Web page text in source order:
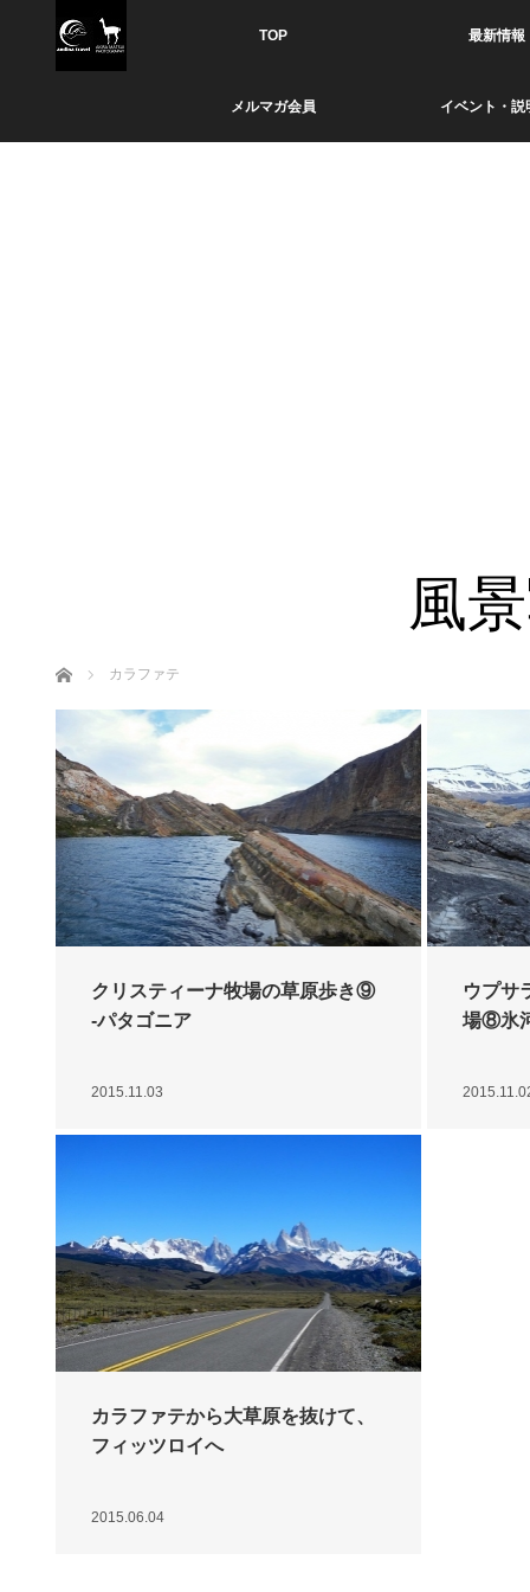
TOP 最新情報
メルマガ会員 イベント・説
風
ホーム カラファテ
クリスティーナ牧場の草原歩き⑨
-パタゴニア
2015.11.03
ウプサ
場⑧氷
カラファテから大草原を抜けて、
フィッツロイへ
2015.06.04